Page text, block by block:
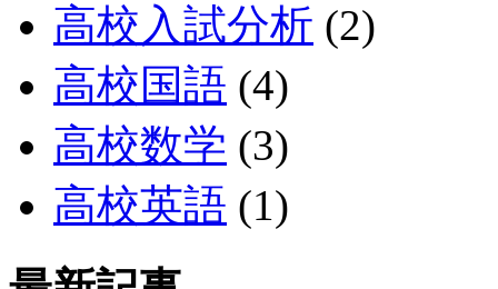
高校入試分析 (2)
高校国語 (4)
高校数学 (3)
高校英語 (1)